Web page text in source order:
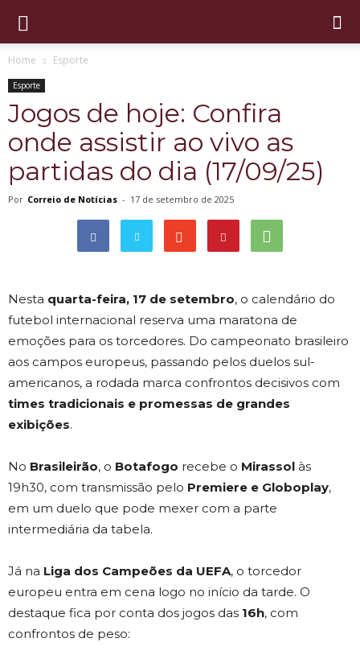
Home Esporte
Esporte
Jogos de hoje: Confira
onde assistir ao vivo as
partidas do dia (17/09/25)
Por Correio de Notícias - 17 de setembro de 2025
Nesta quarta-feira, 17 de setembro, o calendário do
futebol internacional reserva uma maratona de
emoções para os torcedores. Do campeonato brasileiro
aos campos europeus, passando pelos duelos sul-
americanos, a rodada marca confrontos decisivos com
times tradicionais e promessas de grandes
exibições.
No Brasileirão, o Botafogo recebe o Mirassol às
19h30, com transmissão pelo Premiere e Globoplay,
em um duelo que pode mexer com a parte
intermediária da tabela.
Já na Liga dos Campeões da UEFA, o torcedor
europeu entra em cena logo no início da tarde. O
destaque fica por conta dos jogos das 16h, com
confrontos de peso: